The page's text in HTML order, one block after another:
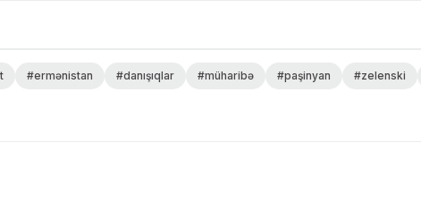
#ermənistan #danışıqlar #müharibə #paşinyan #zelenski